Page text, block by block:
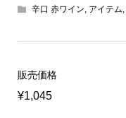
辛口 赤ワイン アイテム
販売価格
¥1,045